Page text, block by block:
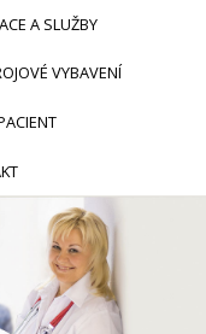
A SLUŽBY
VYBAVENÍ